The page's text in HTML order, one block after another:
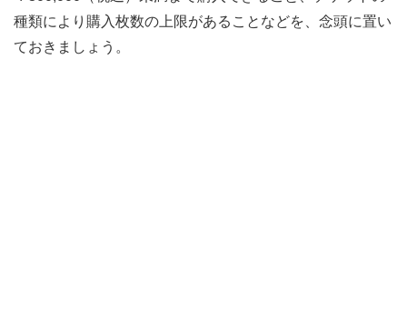
種類により購入枚数の上限があることなどを、念頭に置い
ておきましょう。